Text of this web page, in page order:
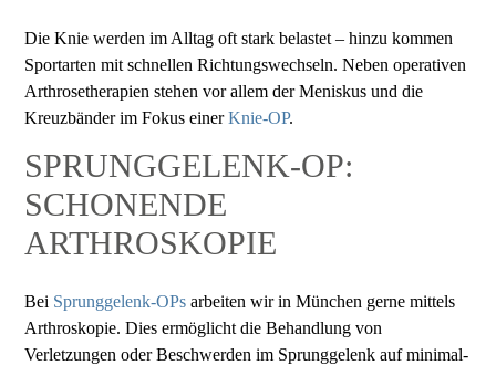
Die Knie werden im Alltag oft stark belastet – hinzu kommen
Sportarten mit schnellen Richtungswechseln. Neben operativen
Arthrosetherapien stehen vor allem der Meniskus und die
Kreuzbänder im Fokus einerKnie-OP.
SPRUNGGELENK-OP:
SCHONENDE
ARTHROSKOPIE
Bei Sprunggelenk-OPs arbeiten wir in München gerne mittels
Arthroskopie. Dies ermöglicht die Behandlung von
Verletzungen oder Beschwerden im Sprunggelenk auf minimal-